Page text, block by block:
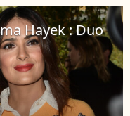
Hayek : Duo